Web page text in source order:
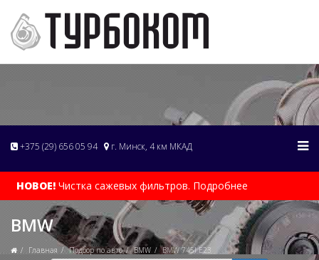
+375 (29) 656 05 94 г. Минск, 4 км МКАД
НОВОЕ! Чистка сажевых фильтров. Подробнее
BMW
Главная Подбор по авто BMW BMW 745I E23